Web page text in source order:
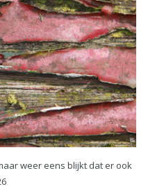
weer eens blijkt dat er ook